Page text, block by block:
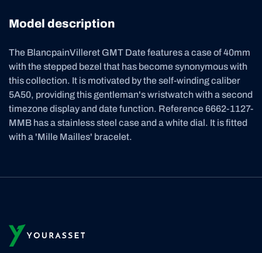
Model description
The BlancpainVilleret GMT Date features a case of 40mm
with the stepped bezel that has become synonymous with
this collection. It is motivated by the self-winding caliber
5A50, providing this gentleman's wristwatch with a second
timezone display and date function. Reference 6662-1127-
MMB has a stainless steel case and a white dial. It is fitted
with a 'Mille Mailles' bracelet.